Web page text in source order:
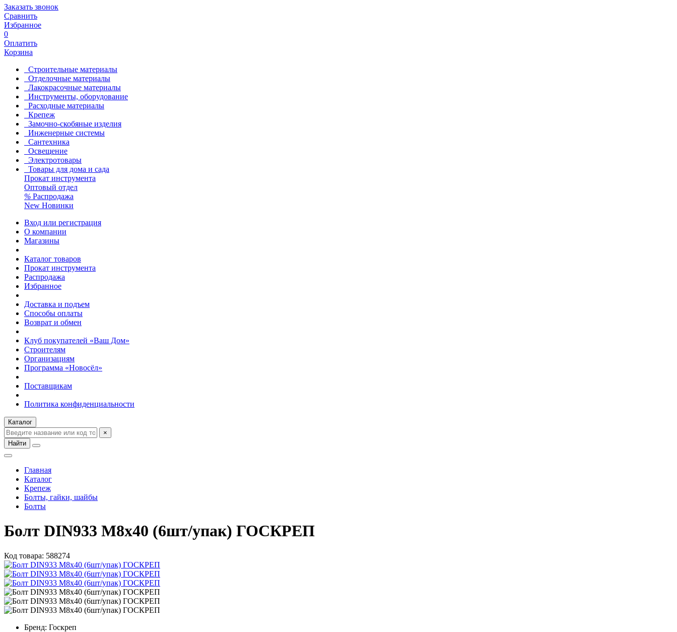
Заказать звонок
Сравнить
Избранное
0
Оплатить
Корзина
Строительные материалы
Отделочные материалы
Лакокрасочные материалы
Инструменты, оборудование
Расходные материалы
Крепеж
Замочно-скобяные изделия
Инженерные системы
Сантехника
Освещение
Электротовары
Товары для дома и сада
Прокат инструмента
Оптовый отдел
% Распродажа
New Новинки
Вход или регистрация
О компании
Магазины
Каталог товаров
Прокат инструмента
Распродажа
Избранное
Доставка и подъем
Способы оплаты
Возврат и обмен
Клуб покупателей «Ваш Дом»
Строителям
Организациям
Программа «Новосёл»
Поставщикам
Политика конфиденциальности
Каталог
×
Найти
Главная
Каталог
Крепеж
Болты, гайки, шайбы
Болты
Болт DIN933 М8х40 (6шт/упак) ГОСКРЕП
Код товара: 588274
Бренд: Госкреп